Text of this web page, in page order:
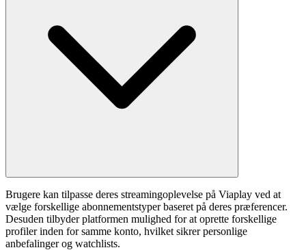
Brugere kan tilpasse deres streamingoplevelse på Viaplay ved at
vælge forskellige abonnementstyper baseret på deres præferencer.
Desuden tilbyder platformen mulighed for at oprette forskellige
profiler inden for samme konto, hvilket sikrer personlige
anbefalinger og watchlists.